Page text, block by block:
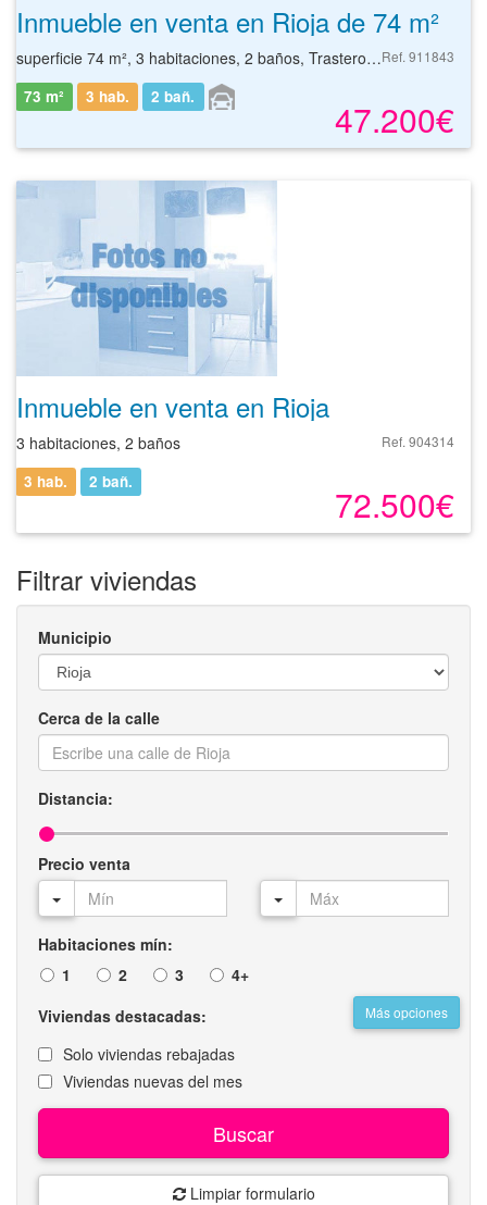
Inmueble en venta en Rioja de 74 m²
Ref. 911843
superficie 74 m², 3 habitaciones, 2 baños, Trastero, Garaje, Duplex
47.200€
73 m² 3 hab. 2 bañ.
Inmueble en venta en Rioja
Ref. 904314
3 habitaciones, 2 baños
72.500€
3 hab. 2 bañ.
Filtrar viviendas
Municipio
Cerca de la calle
Distancia:
Precio venta
Habitaciones mín:
1
2 3 4+
Más opciones
Viviendas destacadas:
Solo viviendas rebajadas
Viviendas nuevas del mes
Buscar
Limpiar formulario